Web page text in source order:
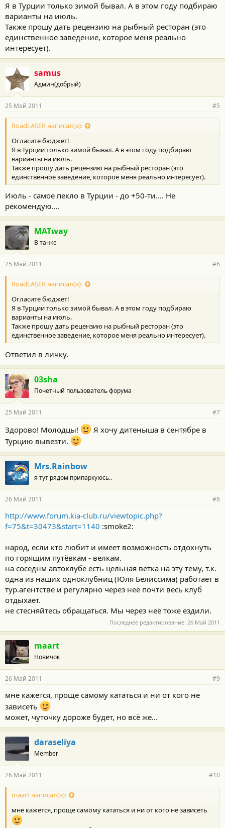
Я в Турции только зимой бывал. А в этом году подбираю
варианты на июль.
Также прошу дать рецензию на рыбный ресторан (это
единственное заведение, которое меня реально
интересует).
samus
Админ(добрый)
25 Май 2011 #5
RoadLASER написал(а):
Огласите бюджет!
Я в Турции только зимой бывал. А в этом году подбираю
варианты на июль.
Также прошу дать рецензию на рыбный ресторан (это
единственное заведение, которое меня реально интересует).
Июль - самое пекло в Турции - до +50-ти.... Не
рекомендую....
MATway
В танке
25 Май 2011 #6
RoadLASER написал(а):
Огласите бюджет!
Я в Турции только зимой бывал. А в этом году подбираю
варианты на июль.
Также прошу дать рецензию на рыбный ресторан (это
единственное заведение, которое меня реально интересует).
Ответил в личку.
03sha
Почетный пользователь форума
25 Май 2011 #7
Здорово! Молодцы!
Я хочу дитеныша в сентябре в
Турцию вывезти.
Mrs.Rainbow
я тут рядом припаркуюсь..
26 Май 2011 #8
http://www.forum.kia-club.ru/viewtopic.php?
f=75&t=30473&start=1140 :smoke2:
народ, если кто любит и имеет возможность отдохнуть
по горящим путёвкам - велкам.
на соседнм автоклубе есть цельная ветка на эту тему, т.к.
одна из наших одноклубниц (Юля Белиссима) работает в
тур.агентстве и регулярно через неё почти весь клуб
отдыхает.
не стесняйтесь обращаться. Мы через неё тоже ездили.
Последнее редактирование: 26 Май 2011
maart
Новичок
26 Май 2011 #9
мне кажется, проще самому кататься и ни от кого не
зависеть
может, чуточку дороже будет, но всё же...
daraseliya
Member
26 Май 2011 #10
maart написал(а):
мне кажется, проще самому кататься и ни от кого не зависеть